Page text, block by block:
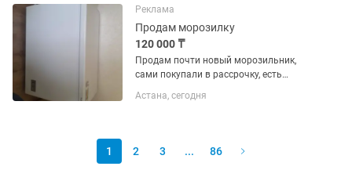
Реклама
Продам морозилку
120 000 ₸
Продам почти новый морозильник,
сами покупали в рассрочку, есть
хорошем состоянии, все новое
Астана, сегодня
1 2 3 ... 86